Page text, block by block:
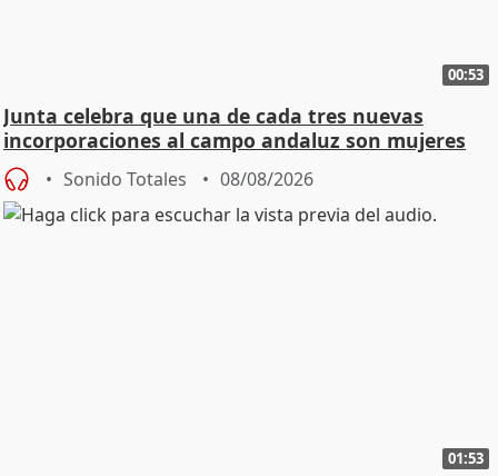
00:53
Junta celebra que una de cada tres nuevas
incorporaciones al campo andaluz son mujeres
jóvenes
Sonido Totales 08/08/2026
01:53